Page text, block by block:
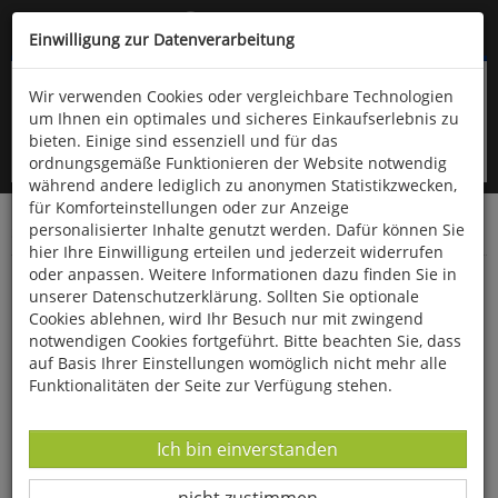
Kompletten Head der Seite überspringen
oder (06766) 9323-960
Startseite Bücher Literatur Belletristik
Tod zur See
Einwilligung zur Datenverarbeitung
Wir verwenden Cookies oder vergleichbare Technologien
um Ihnen ein optimales und sicheres Einkaufserlebnis zu
bieten. Einige sind essenziell und für das
ordnungsgemäße Funktionieren der Website notwendig
während andere lediglich zu anonymen Statistikzwecken,
für Komforteinstellungen oder zur Anzeige
personalisierter Inhalte genutzt werden. Dafür können Sie
hier Ihre Einwilligung erteilen und jederzeit widerrufen
oder anpassen. Weitere Informationen dazu finden Sie in
unserer Datenschutzerklärung. Sollten Sie optionale
Cookies ablehnen, wird Ihr Besuch nur mit zwingend
notwendigen Cookies fortgeführt. Bitte beachten Sie, dass
auf Basis Ihrer Einstellungen womöglich nicht mehr alle
Funktionalitäten der Seite zur Verfügung stehen.
Datenverarbeitung -
Ich bin einverstanden